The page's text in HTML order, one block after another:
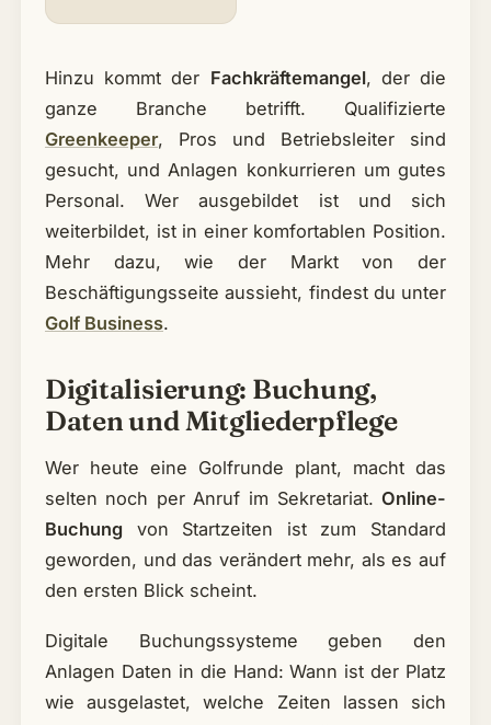
Hinzu kommt der Fachkräftemangel, der die
ganze Branche betrifft. Qualifizierte
Greenkeeper, Pros und Betriebsleiter sind
gesucht, und Anlagen konkurrieren um gutes
Personal. Wer ausgebildet ist und sich
weiterbildet, ist in einer komfortablen Position.
Mehr dazu, wie der Markt von der
Beschäftigungsseite aussieht, findest du unter
Golf Business.
Digitalisierung: Buchung,
Daten und Mitgliederpflege
Wer heute eine Golfrunde plant, macht das
selten noch per Anruf im Sekretariat.Online-
Buchungvon Startzeiten ist zum Standard
geworden, und das verändert mehr, als es auf
den ersten Blick scheint.
Digitale Buchungssysteme geben den
Anlagen Daten in die Hand: Wann ist der Platz
wie ausgelastet, welche Zeiten lassen sich